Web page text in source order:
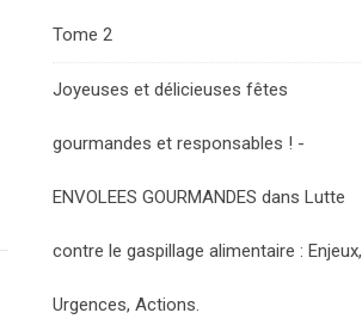
Tome 2
Joyeuses et délicieuses fêtes
gourmandes et responsables ! -
ENVOLEES GOURMANDES dans Lutte
contre le gaspillage alimentaire : Enjeux,
Urgences, Actions.